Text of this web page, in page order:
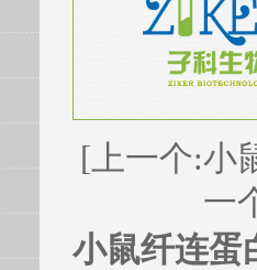
[上一个:小
一
小鼠纤连蛋